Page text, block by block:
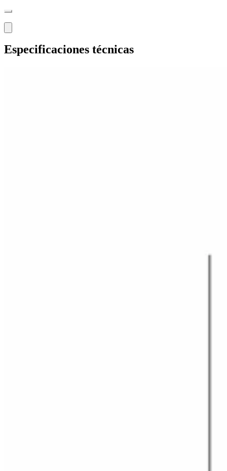
Especificaciones técnicas